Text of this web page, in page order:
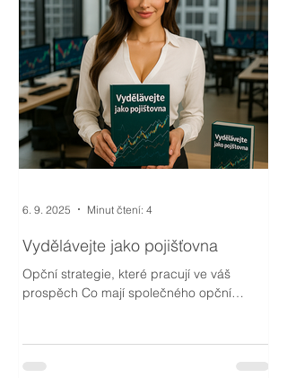
Vydělávejte jako pojišťovna
Opční strategie, které pracují ve váš
prospěch Co mají společného opční
6. 9. 2025 Minut čtení: 4